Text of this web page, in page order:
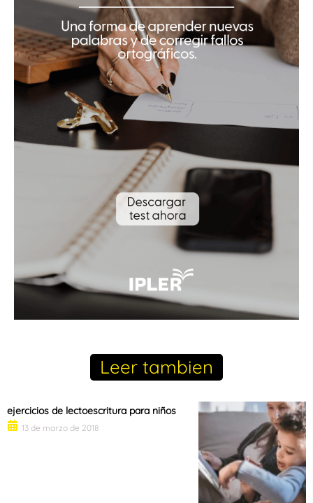
Leer tambien
ejercicios de lectoescritura para niños
13 de marzo de 2018